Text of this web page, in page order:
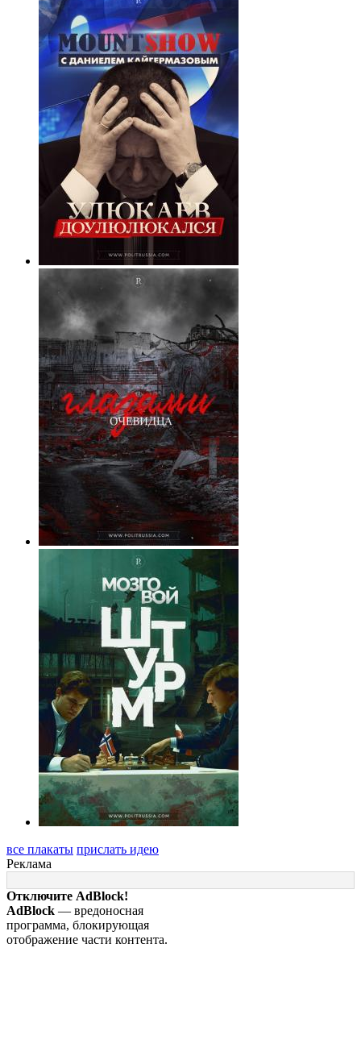
все плакаты прислать идею
Реклама
Отключите AdBlock!
AdBlock — вредоносная
программа, блокирующая
отображение части контента.